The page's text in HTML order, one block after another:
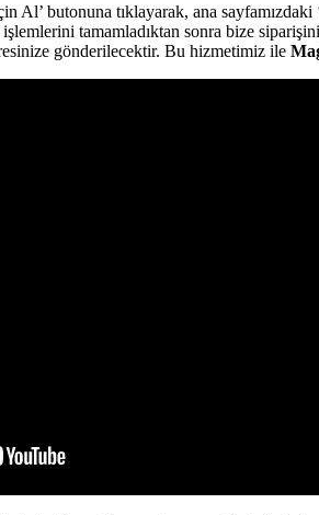
Al’ butonuna tıklayarak, ana
tamamladıktan sonra bize
gönderilecektir. Bu hizmetimiz ile